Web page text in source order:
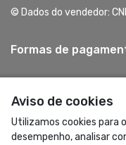
Aviso de cookies
Utilizamos cookies para
desempenho, analisar
© Dados do vendedor:
Formas de